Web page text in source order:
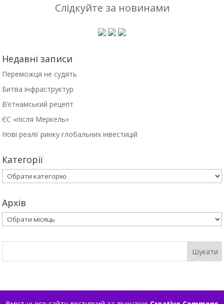
Слідкуйте за новинами
Недавні записи
Переможця не судять
Битва інфраструктур
В’єтнамський рецепт
ЄС «після Меркель»
Нові реалії ринку глобальних інвестицій
Категорії
Категорії
Архів
Архів